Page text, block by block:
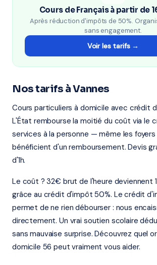
Cours de Français à partir de
Après réduction d'impôts de 50%.
sans engagement.
Voir les tarifs →
Nos tarifs à Vannes
Cours particuliers à domicile avec crédit
L'État rembourse la moitié du coût via le
services à la personne — même les
bénéficient d'un remboursement. Devis
d'1h.
Le coût ? 32€ brut de l'heure deviennent
grâce au crédit d'impôt 50%. Le crédit
permet de ne rien débourser : nous
directement. Un vrai soutien scolaire
sans mauvaise surprise. Découvrez quel
domicile 56 peut vraiment vous aider.